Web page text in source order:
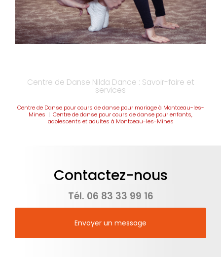
Centre de Danse Nilda Dance : Savoir-faire et
services
Centre de Danse pour cours de danse pour mariage à Montceau-les-
Mines | Centre de danse pour cours de danse pour enfants,
adolescents et adultes à Montceau-les-Mines
Contactez-nous
Tél. 06 83 33 99 16
Envoyer un message